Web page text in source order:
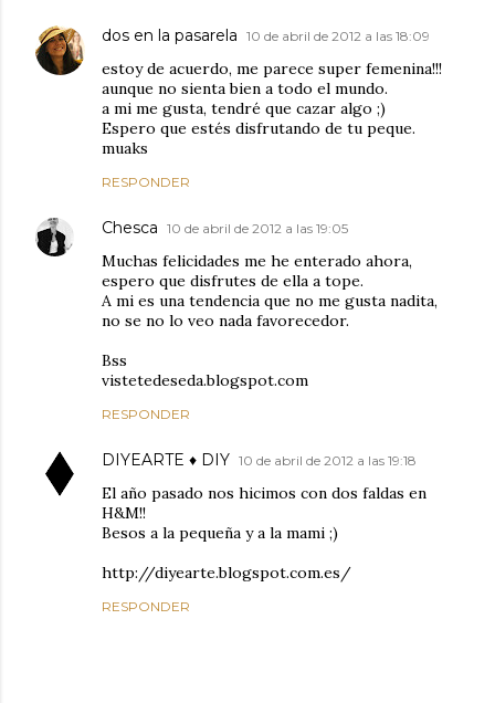
dos en la pasarela 10 de abril de 2012 a las 18:09
estoy de acuerdo, me parece super femenina!!!
aunque no sienta bien a todo el mundo.
a mi me gusta, tendré que cazar algo ;)
Espero que estés disfrutando de tu peque.
muaks
RESPONDER
Chesca 10 de abril de 2012 a las 19:05
Muchas felicidades me he enterado ahora,
espero que disfrutes de ella a tope.
A mi es una tendencia que no me gusta nadita,
no se no lo veo nada favorecedor.
Bss
vistetedeseda.blogspot.com
RESPONDER
DIYEARTE ♦ DIY 10 de abril de 2012 a las 19:18
El año pasado nos hicimos con dos faldas en
H&M!!
Besos a la pequeña y a la mami ;)
http://diyearte.blogspot.com.es/
RESPONDER